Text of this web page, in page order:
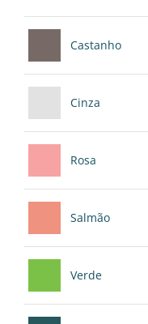
Castanho
Cinza
Rosa
Salmão
Verde